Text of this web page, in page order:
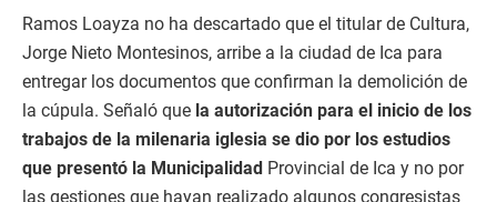
Ramos Loayza no ha descartado que el titular de Cultura,
Jorge Nieto Montesinos, arribe a la ciudad de Ica para
entregar los documentos que confirman la demolición de
la cúpula. Señaló que la autorización para el inicio de los
trabajos de la milenaria iglesia se dio por los estudios
que presentó la Municipalidad Provincial de Ica y no por
las gestiones que hayan realizado algunos congresistas